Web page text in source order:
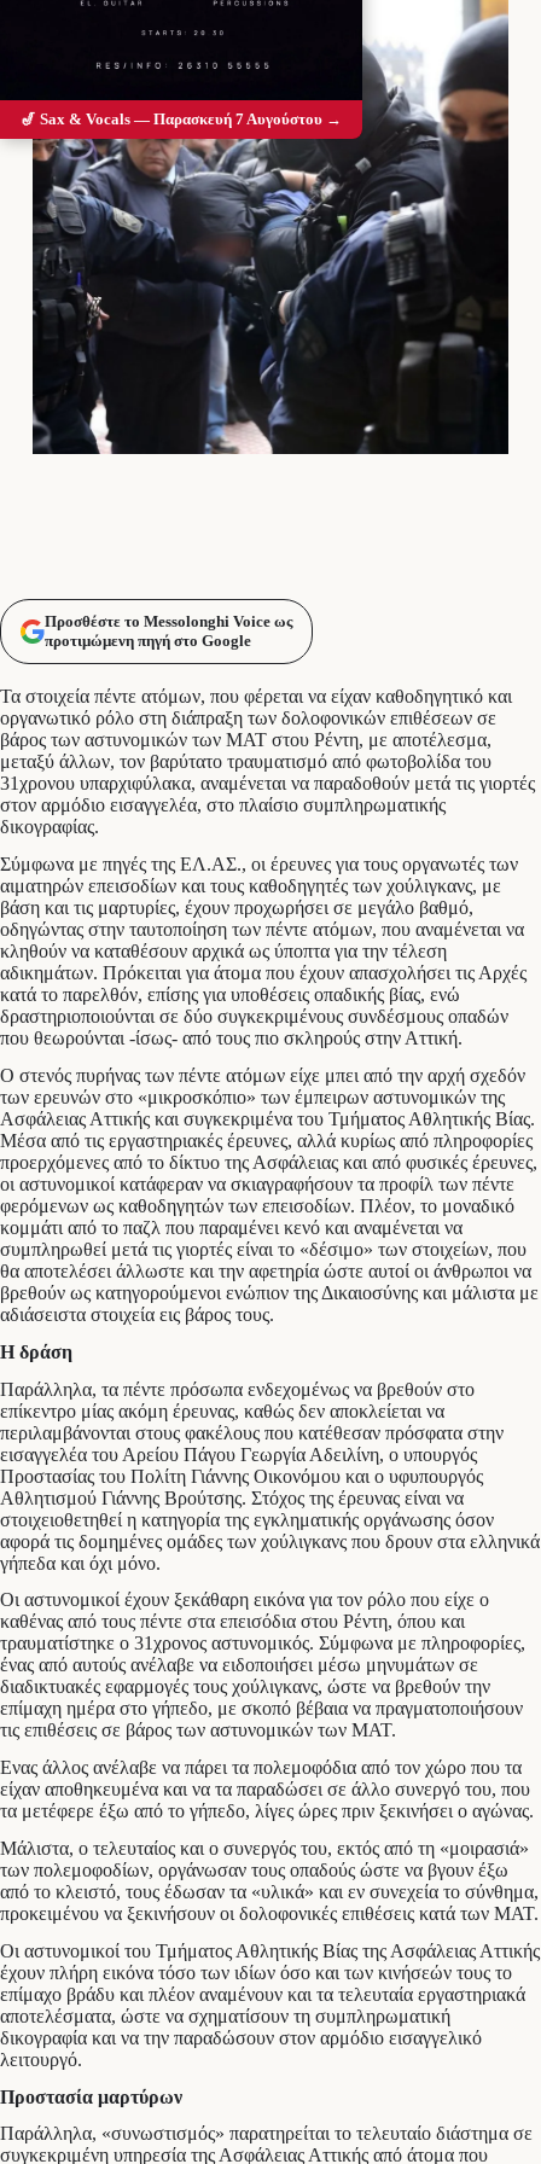
Προσθέστε το Messolonghi Voice ως
προτιμώμενη πηγή στο Google
Τα στοιχεία πέντε ατόμων, που φέρεται να είχαν καθοδηγητικό και
οργανωτικό ρόλο στη διάπραξη των δολοφονικών επιθέσεων σε
βάρος των αστυνομικών των ΜΑΤ στου Ρέντη, με αποτέλεσμα,
μεταξύ άλλων, τον βαρύτατο τραυματισμό από φωτοβολίδα του
31χρονου υπαρχιφύλακα, αναμένεται να παραδοθούν μετά τις γιορτές
στον αρμόδιο εισαγγελέα, στο πλαίσιο συμπληρωματικής
δικογραφίας.
Σύμφωνα με πηγές της ΕΛ.ΑΣ., οι έρευνες για τους οργανωτές των
αιματηρών επεισοδίων και τους καθοδηγητές των χούλιγκανς, με
βάση και τις μαρτυρίες, έχουν προχωρήσει σε μεγάλο βαθμό,
οδηγώντας στην ταυτοποίηση των πέντε ατόμων, που αναμένεται να
κληθούν να καταθέσουν αρχικά ως ύποπτα για την τέλεση
αδικημάτων. Πρόκειται για άτομα που έχουν απασχολήσει τις Αρχές
κατά το παρελθόν, επίσης για υποθέσεις οπαδικής βίας, ενώ
δραστηριοποιούνται σε δύο συγκεκριμένους συνδέσμους οπαδών
που θεωρούνται -ίσως- από τους πιο σκληρούς στην Αττική.
Ο στενός πυρήνας των πέντε ατόμων είχε μπει από την αρχή σχεδόν
των ερευνών στο «μικροσκόπιο» των έμπειρων αστυνομικών της
Ασφάλειας Αττικής και συγκεκριμένα του Τμήματος Αθλητικής Βίας.
Μέσα από τις εργαστηριακές έρευνες, αλλά κυρίως από πληροφορίες
προερχόμενες από το δίκτυο της Ασφάλειας και από φυσικές έρευνες,
οι αστυνομικοί κατάφεραν να σκιαγραφήσουν τα προφίλ των πέντε
φερόμενων ως καθοδηγητών των επεισοδίων. Πλέον, το μοναδικό
κομμάτι από το παζλ που παραμένει κενό και αναμένεται να
συμπληρωθεί μετά τις γιορτές είναι το «δέσιμο» των στοιχείων, που
θα αποτελέσει άλλωστε και την αφετηρία ώστε αυτοί οι άνθρωποι να
βρεθούν ως κατηγορούμενοι ενώπιον της Δικαιοσύνης και μάλιστα με
αδιάσειστα στοιχεία εις βάρος τους.
Η δράση
Παράλληλα, τα πέντε πρόσωπα ενδεχομένως να βρεθούν στο
επίκεντρο μίας ακόμη έρευνας, καθώς δεν αποκλείεται να
περιλαμβάνονται στους φακέλους που κατέθεσαν πρόσφατα στην
εισαγγελέα του Αρείου Πάγου Γεωργία Αδειλίνη, ο υπουργός
Προστασίας του Πολίτη Γιάννης Οικονόμου και ο υφυπουργός
Αθλητισμού Γιάννης Βρούτσης. Στόχος της έρευνας είναι να
στοιχειοθετηθεί η κατηγορία της εγκληματικής οργάνωσης όσον
αφορά τις δομημένες ομάδες των χούλιγκανς που δρουν στα ελληνικά
γήπεδα και όχι μόνο.
Οι αστυνομικοί έχουν ξεκάθαρη εικόνα για τον ρόλο που είχε ο
καθένας από τους πέντε στα επεισόδια στου Ρέντη, όπου και
τραυματίστηκε ο 31χρονος αστυνομικός. Σύμφωνα με πληροφορίες,
ένας από αυτούς ανέλαβε να ειδοποιήσει μέσω μηνυμάτων σε
διαδικτυακές εφαρμογές τους χούλιγκανς, ώστε να βρεθούν την
επίμαχη ημέρα στο γήπεδο, με σκοπό βέβαια να πραγματοποιήσουν
τις επιθέσεις σε βάρος των αστυνομικών των ΜΑΤ.
Ενας άλλος ανέλαβε να πάρει τα πολεμοφόδια από τον χώρο που τα
είχαν αποθηκευμένα και να τα παραδώσει σε άλλο συνεργό του, που
τα μετέφερε έξω από το γήπεδο, λίγες ώρες πριν ξεκινήσει ο αγώνας.
Μάλιστα, ο τελευταίος και ο συνεργός του, εκτός από τη «μοιρασιά»
των πολεμοφοδίων, οργάνωσαν τους οπαδούς ώστε να βγουν έξω
από το κλειστό, τους έδωσαν τα «υλικά» και εν συνεχεία το σύνθημα,
προκειμένου να ξεκινήσουν οι δολοφονικές επιθέσεις κατά των ΜΑΤ.
Οι αστυνομικοί του Τμήματος Αθλητικής Βίας της Ασφάλειας Αττικής
έχουν πλήρη εικόνα τόσο των ιδίων όσο και των κινήσεών τους το
επίμαχο βράδυ και πλέον αναμένουν και τα τελευταία εργαστηριακά
αποτελέσματα, ώστε να σχηματίσουν τη συμπληρωματική
δικογραφία και να την παραδώσουν στον αρμόδιο εισαγγελικό
λειτουργό.
Προστασία μαρτύρων
Παράλληλα, «συνωστισμός» παρατηρείται το τελευταίο διάστημα σε
συγκεκριμένη υπηρεσία της Ασφάλειας Αττικής από άτομα που
🎷 Sax & Vocals — Παρασκευή 7 Αυγούστου →